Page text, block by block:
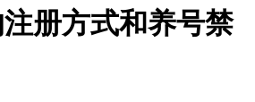
册方式和养号禁